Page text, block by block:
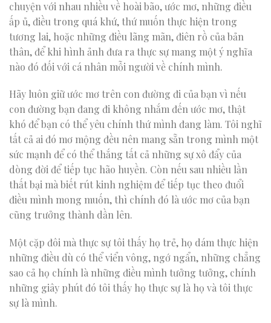
chuyện với nhau nhiều về hoài bão, ước mơ, những điều
ấp ủ, điều trong quá khứ, thứ muốn thực hiện trong
tương lai, hoặc những điều lãng mãn, điên rồ của bản
thân, để khi hình ảnh đưa ra thực sự mang một ý nghĩa
nào đó đối với cá nhân mỗi người về chính mình.
Hãy luôn giữ ước mơ trên con đường đi của bạn vì nếu
con đường bạn đang đi không nhắm đến ước mơ, thật
khó để bạn có thể yêu chính thứ mình đang làm. Tôi nghĩ
tất cả ai đó mơ mộng đều nên mang sẵn trong mình một
sức mạnh để có thể thắng tất cả những sự xô đẩy của
dòng đời để tiếp tục hão huyền. Còn nếu sau nhiều lần
thất bại mà biết rút kinh nghiệm để tiếp tục theo đuổi
điều mình mong muốn, thì chính đó là ước mơ của bạn
cũng trưởng thành dần lên.
Một cặp đôi mà thực sự tôi thấy họ trẻ, họ dám thực hiện
những điều dù có thể viển vông, ngớ ngẩn, những chẳng
sao cả họ chính là những điều mình tưởng tưởng, chính
những giây phút đó tôi thấy họ thực sự là họ và tôi thực
sự là mình.